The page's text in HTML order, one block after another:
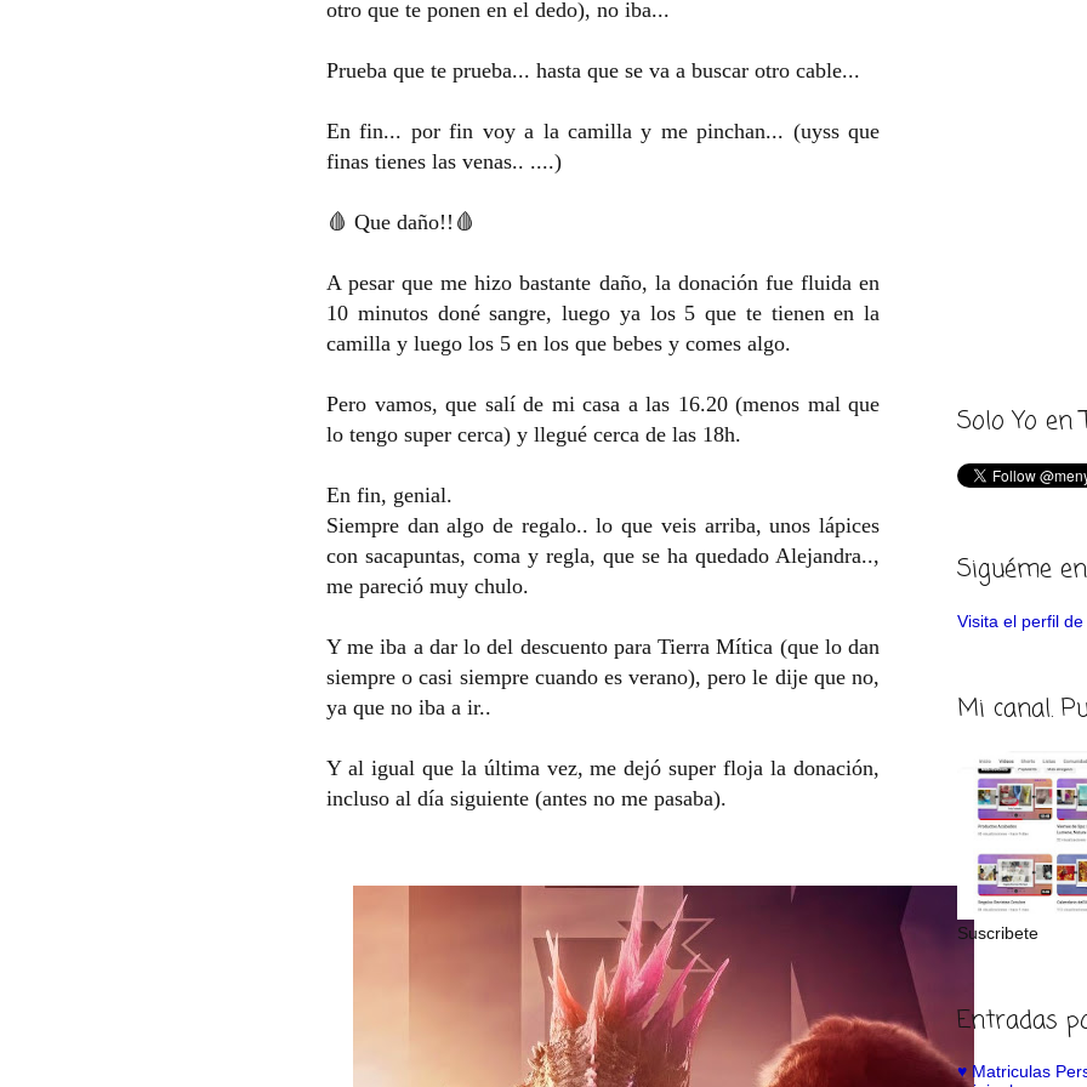
otro que te ponen en el dedo), no iba...
Prueba que te prueba... hasta que se va a buscar otro cable...
En fin... por fin voy a la camilla y me pinchan... (uyss que
finas tienes las venas.. ....)
🩸 Que daño!!🩸
A pesar que me hizo bastante daño, la donación fue fluida en
10 minutos doné sangre, luego ya los 5 que te tienen en la
camilla y luego los 5 en los que bebes y comes algo.
Pero vamos, que salí de mi casa a las 16.20 (menos mal que
lo tengo super cerca) y llegué cerca de las 18h.
En fin, genial.
Siempre dan algo de regalo.. lo que veis arriba, unos lápices
con sacapuntas, coma y regla, que se ha quedado Alejandra..,
me pareció muy chulo.
Y me iba a dar lo del descuento para Tierra Mítica (que lo dan
siempre o casi siempre cuando es verano), pero le dije que no,
ya que no iba a ir..
Y al igual que la última vez, me dejó super floja la donación,
incluso al día siguiente (antes no me pasaba).
Solo Yo en
Siguéme
Visita el perfil
Mi canal.
Suscribete
Entradas
♥️ Matriculas